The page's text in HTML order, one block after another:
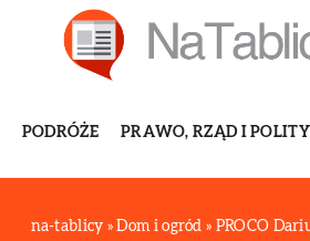
PODRÓŻE PRAWO, RZĄD I
na-tablicy »Dom i ogród » PROCO